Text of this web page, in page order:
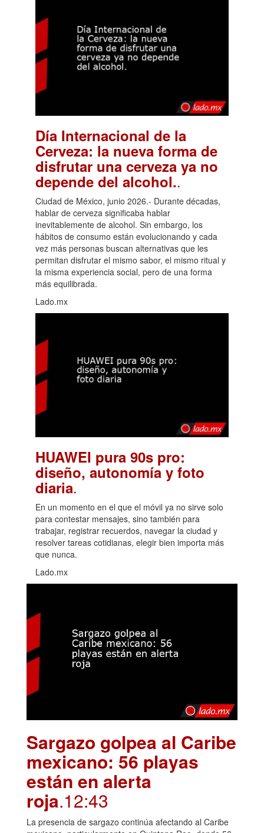
Día Internacional de la
Cerveza: la nueva forma de
disfrutar una cerveza ya no
depende del alcohol..
Ciudad de México, junio 2026.- Durante décadas,
hablar de cerveza significaba hablar
inevitablemente de alcohol. Sin embargo, los
hábitos de consumo están evolucionando y cada
vez más personas buscan alternativas que les
permitan disfrutar el mismo sabor, el mismo ritual y
la misma experiencia social, pero de una forma
más equilibrada.
Lado.mx
HUAWEI pura 90s pro:
diseño, autonomía y foto
diaria.
En un momento en el que el móvil ya no sirve solo
para contestar mensajes, sino también para
trabajar, registrar recuerdos, navegar la ciudad y
resolver tareas cotidianas, elegir bien importa más
que nunca.
Lado.mx
Sargazo golpea al Caribe
mexicano: 56 playas
están en alerta
roja.12:43
La presencia de sargazo continúa afectando al Caribe